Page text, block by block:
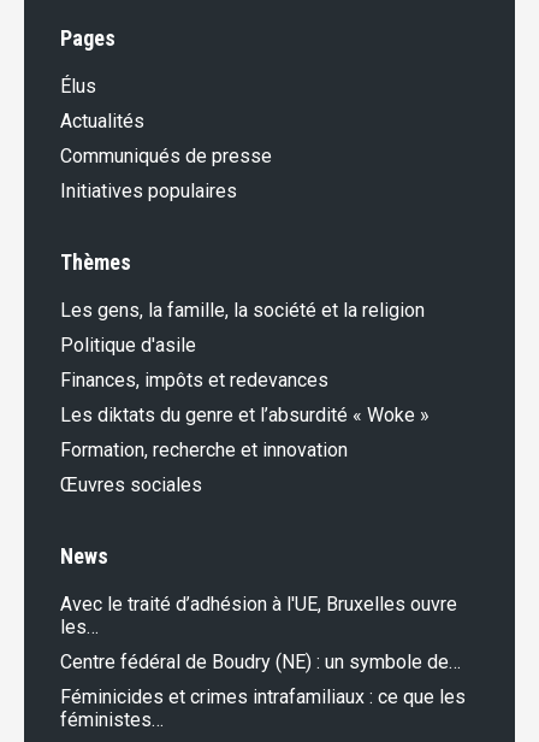
Pages
Élus
Actualités
Communiqués de presse
Initiatives populaires
Thèmes
Les gens, la famille, la société et la religion
Politique d'asile
Finances, impôts et redevances
Les diktats du genre et l’absurdité « Woke »
Formation, recherche et innovation
Œuvres sociales
News
Avec le traité d’adhésion à l'UE, Bruxelles ouvre
les…
Centre fédéral de Boudry (NE) : un symbole de…
Féminicides et crimes intrafamiliaux : ce que les
féministes…